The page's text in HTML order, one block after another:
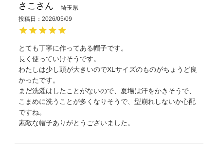
さこ
埼玉県
投稿日
2026/05/09
とても丁寧に作ってある帽子です。
長く使っていけそうです。
わたしは少し頭が大きいのでXLサイズのものがちょうど良
かったです。
まだ洗濯はしたことがないので、夏場は汗をかきそうで、
こまめに洗うことが多くなりそうで、型崩れしないか心配
ですね。